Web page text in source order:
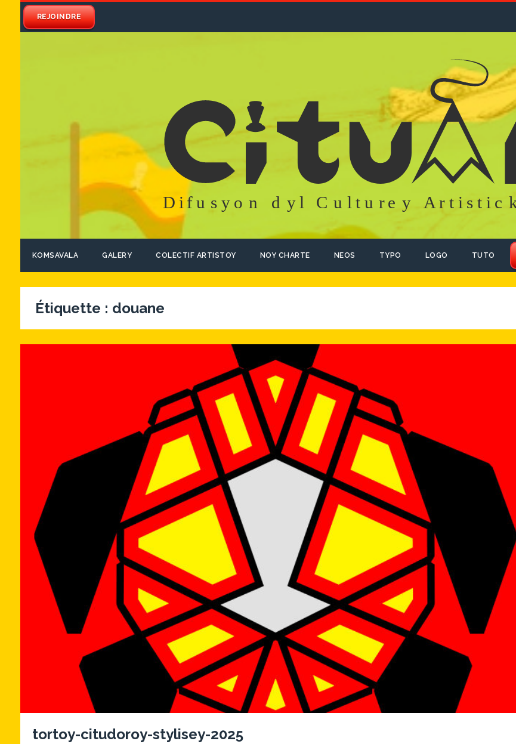
REJOINDRE
KOMSAVALA GALERY COLECTIF ARTISTOY NOY CHARTE NEOS TYPO LOGO TUTO
Étiquette : douane
tortoy-citudoroy-stylisey-2025